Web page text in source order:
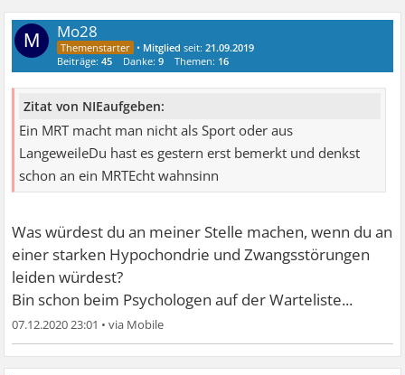
M Mo28
• Mitglied seit:21.09.2019
Beiträge:45 Danke:9 Themen: 16
Zitat von NIEaufgeben:
Ein MRT macht man nicht als Sport oder aus
LangeweileDu hast es gestern erst bemerkt und denkst
schon an ein MRTEcht wahnsinn
Was würdest du an meiner Stelle machen, wenn du an
einer starken Hypochondrie und Zwangsstörungen
leiden würdest?
Bin schon beim Psychologen auf der Warteliste...
07.12.2020 23:01 •